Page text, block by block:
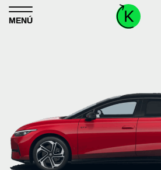
Skip to content
MENÚ